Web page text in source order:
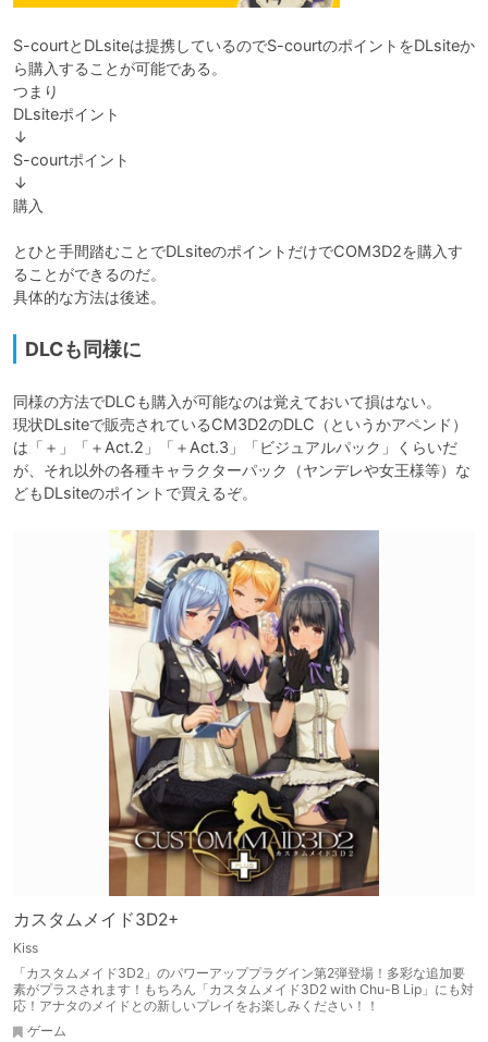
S-courtとDLsiteは提携しているのでS-courtのポイントをDLsiteか
ら購入することが可能である。
つまり
DLsiteポイント
↓
S-courtポイント
↓
購入
とひと手間踏むことでDLsiteのポイントだけでCOM3D2を購入す
ることができるのだ。
具体的な方法は後述。
DLCも同様に
同様の方法でDLCも購入が可能なのは覚えておいて損はない。
現状DLsiteで販売されているCM3D2のDLC（というかアペンド）
は「＋」「＋Act.2」「＋Act.3」「ビジュアルパック」くらいだ
が、それ以外の各種キャラクターパック（ヤンデレや女王様等）な
どもDLsiteのポイントで買えるぞ。
カスタムメイド3D2+
Kiss
「カスタムメイド3D2」のパワーアッププラグイン第2弾登場！多彩な追加要
素がプラスされます！もちろん「カスタムメイド3D2 with Chu-B Lip」にも対
応！アナタのメイドとの新しいプレイをお楽しみください！！
ゲーム